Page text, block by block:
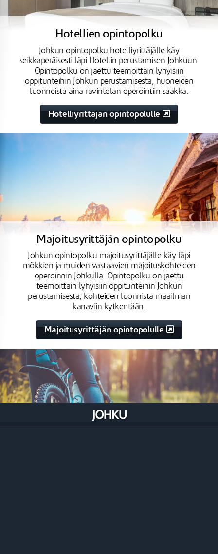
Hotelliyrittäjän opintopolulle
Hotellien opintopolku
Johkun opintopolku hotelliyrittäjälle käy
seikkaperäisesti läpi Hotellin perustamisen Johkuun.
Opintopolku on jaettu teemoittain lyhyisiin
oppitunteihin Johkun perustamisesta, huoneiden
luonneista aina ravintolan operointiin saakka.
Majoitusyrittäjän opintopolulle
Majoitusyrittäjän opintopolku
Johkun opintopolku majoitusyrittäjälle käy läpi
mökkien ja muiden vastaavien majoituskohteiden
operoinnin Johkulla. Opintopolku on jaettu
teemoittain lyhyisiin oppitunteihin Johkun
perustamisesta, kohteiden luonnista maailman
kanaviin kytkentään.